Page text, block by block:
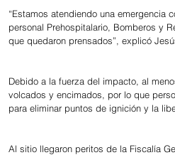
“Estamos atendiendo una emergencia
personal Prehospitalario, Bomberos y
que quedaron prensados”, explicó
Debido a la fuerza del impacto, al
volcados y encimados, por lo que
para eliminar puntos de ignición y la
Al sitio llegaron peritos de la Fiscalía